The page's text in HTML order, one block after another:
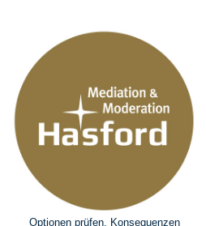
Optionen prüfen, Konsequenzen